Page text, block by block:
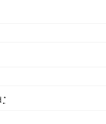
*